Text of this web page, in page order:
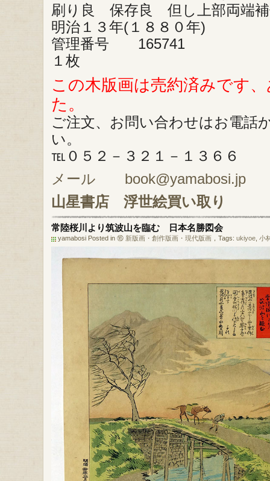
刷り良 保存良 但し上部両端補
明治１３年(１８８０年)
管理番号 165741
１枚
この木版画は売約済みです
た。
ご注文、お問い合わせはお電話
い。
℡０５２－３２１－１３６６
メール book@yamabosi.jp
山星書店
浮世絵買い取り
常陸桜川より筑波山を臨む 日本名勝図会
yamabosi Posted in ⑯ 新版画・創作版画・現代版画 ，Tags: ukiyoe 小